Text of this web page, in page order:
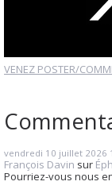
VENEZ POSTER/
vendredi 10 juillet 2026
François Davin sur
Pourriez-vous nous